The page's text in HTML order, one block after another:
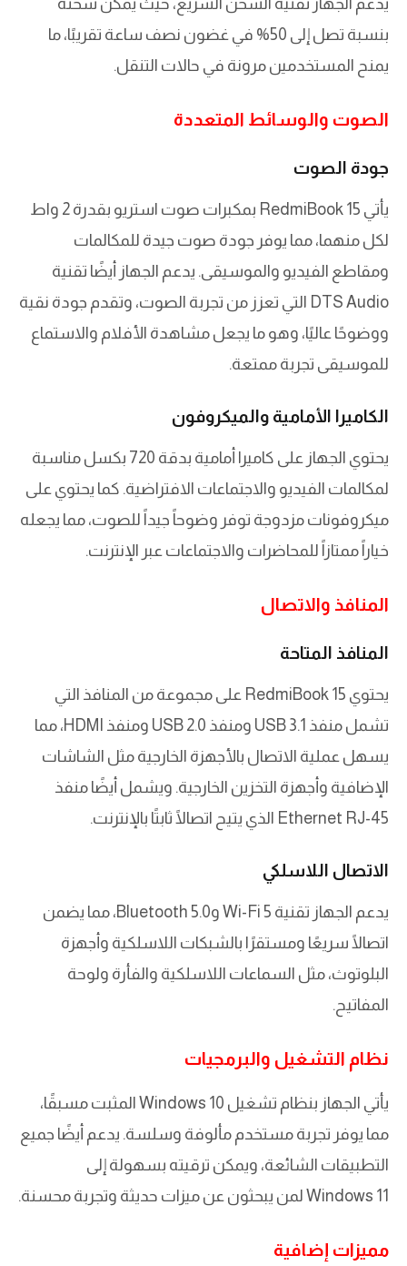
يدعم الجهاز تقنية الشحن السريع، حيث يمكن شحنه
بنسبة تصل إلى 50% في غضون نصف ساعة تقريبًا، ما
يمنح المستخدمين مرونة في حالات التنقل.
الصوت والوسائط المتعددة
جودة الصوت
يأتي RedmiBook 15 بمكبرات صوت استريو بقدرة 2 واط
لكل منهما، مما يوفر جودة صوت جيدة للمكالمات
ومقاطع الفيديو والموسيقى. يدعم الجهاز أيضًا تقنية
DTS Audio التي تعزز من تجربة الصوت، وتقدم جودة نقية
ووضوحًا عاليًا، وهو ما يجعل مشاهدة الأفلام والاستماع
للموسيقى تجربة ممتعة.
الكاميرا الأمامية والميكروفون
يحتوي الجهاز على كاميرا أمامية بدقة 720 بكسل مناسبة
لمكالمات الفيديو والاجتماعات الافتراضية. كما يحتوي على
ميكروفونات مزدوجة توفر وضوحاً جيداً للصوت، مما يجعله
خياراً ممتازاً للمحاضرات والاجتماعات عبر الإنترنت.
المنافذ والاتصال
المنافذ المتاحة
يحتوي RedmiBook 15 على مجموعة من المنافذ التي
تشمل منفذ USB 3.1 ومنفذ USB 2.0 ومنفذ HDMI، مما
يسهل عملية الاتصال بالأجهزة الخارجية مثل الشاشات
الإضافية وأجهزة التخزين الخارجية. ويشمل أيضًا منفذ
Ethernet RJ-45 الذي يتيح اتصالًا ثابتًا بالإنترنت.
الاتصال اللاسلكي
يدعم الجهاز تقنية Wi-Fi 5 وBluetooth 5.0، مما يضمن
اتصالًا سريعًا ومستقرًا بالشبكات اللاسلكية وأجهزة
البلوتوث، مثل السماعات اللاسلكية والفأرة ولوحة
المفاتيح.
نظام التشغيل والبرمجيات
يأتي الجهاز بنظام تشغيل Windows 10 المثبت مسبقًا،
مما يوفر تجربة مستخدم مألوفة وسلسة. يدعم أيضًا جميع
التطبيقات الشائعة، ويمكن ترقيته بسهولة إلى
Windows 11 لمن يبحثون عن ميزات حديثة وتجربة محسنة.
مميزات إضافية